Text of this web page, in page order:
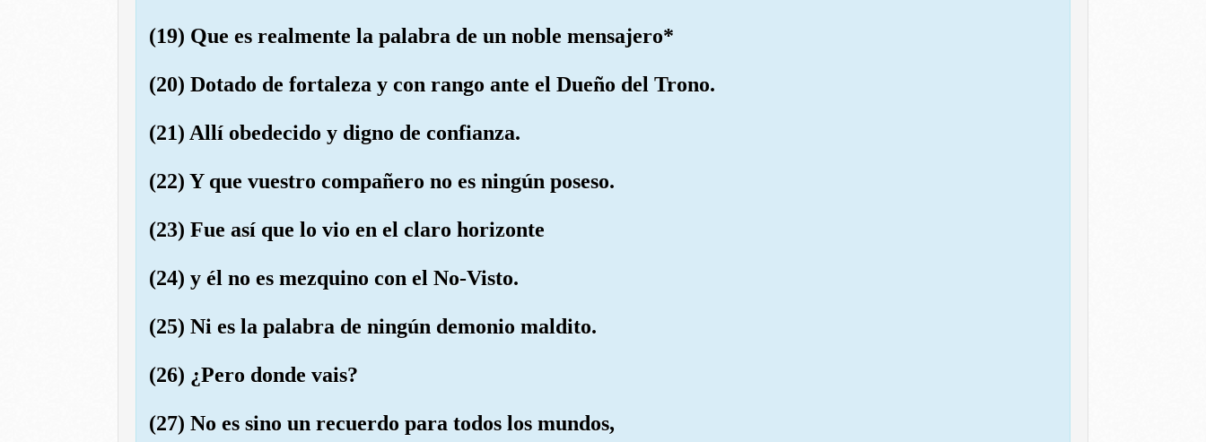
(19) Que es realmente la palabra de un noble mensajero*
(20) Dotado de fortaleza y con rango ante el Dueño del Trono.
(21) Allí obedecido y digno de confianza.
(22) Y que vuestro compañero no es ningún poseso.
(23) Fue así que lo vio en el claro horizonte
(24) y él no es mezquino con el No-Visto.
(25) Ni es la palabra de ningún demonio maldito.
(26) ¿Pero donde vais?
(27) No es sino un recuerdo para todos los mundos,